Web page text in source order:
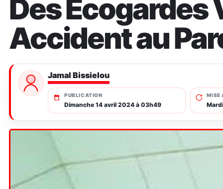
Des Écogardes
Accident au
Jamal Bissielou
PUBLICATION
Dimanche 14 avril 2024 à 03h49
MISE